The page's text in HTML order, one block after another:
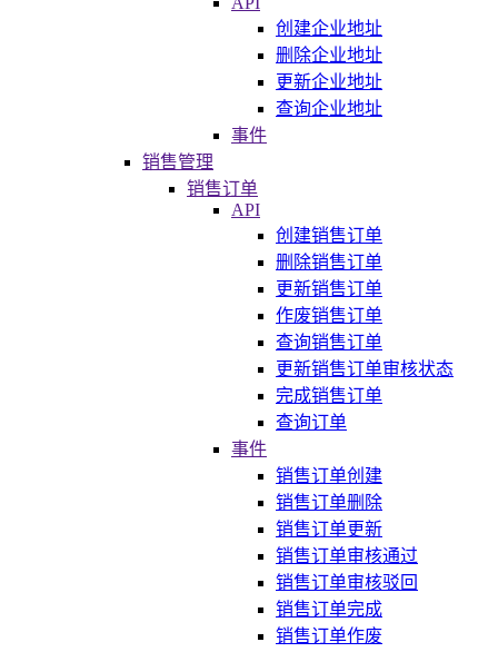
创建企业地址
删除企业地址
更新企业地址
查询企业地址
事件
销售管理
销售订单
API
创建销售订单
删除销售订单
更新销售订单
作废销售订单
查询销售订单
更新销售订单审核状态
完成销售订单
查询订单
事件
销售订单创建
销售订单删除
销售订单更新
销售订单审核通过
销售订单审核驳回
销售订单完成
销售订单作废